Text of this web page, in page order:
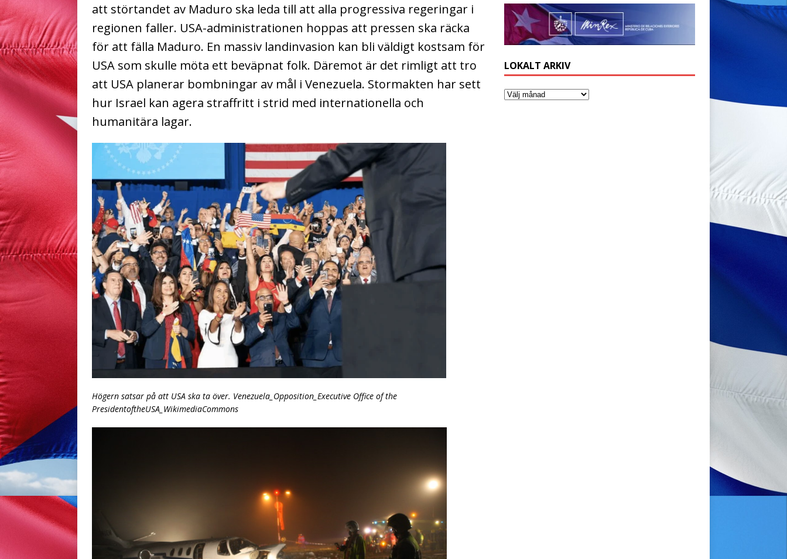
att störtandet av Maduro ska leda till att alla progressiva regeringar i
regionen faller. USA-administrationen hoppas att pressen ska räcka
för att fälla Maduro. En massiv landinvasion kan bli väldigt kostsam för
USA som skulle möta ett beväpnat folk. Däremot är det rimligt att tro
att USA planerar bombningar av mål i Venezuela. Stormakten har sett
hur Israel kan agera straffritt i strid med internationella och
humanitära lagar.
Högern satsar på att USA ska ta över. Venezuela_Opposition_Executive Office of the
PresidentoftheUSA_WikimediaCommons
LOKALT ARKIV